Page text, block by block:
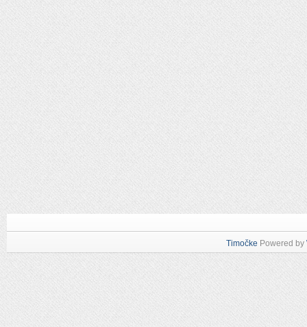
Timočke Powered by